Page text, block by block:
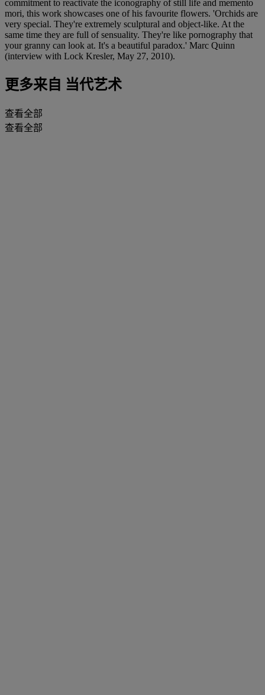
commitment to reactivate the iconography of still life and memento
mori, this work showcases one of his favourite flowers. 'Orchids are
very special. They're extremely sculptural and object-like. At the
same time they are full of sensuality. They're like pornography that
your granny can look at. It's a beautiful paradox.' Marc Quinn
(interview with Lock Kresler, May 27, 2010).
更多来自 当代艺术
查看全部
查看全部